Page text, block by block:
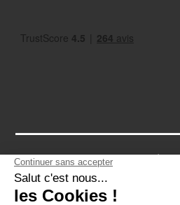
Notre assurance RCP vous protège